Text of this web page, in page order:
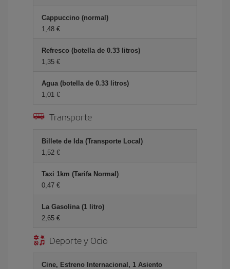
Cappuccino (normal)
1,48 €
Refresco (botella de 0.33 litros)
1,35 €
Agua (botella de 0.33 litros)
1,01 €
Transporte
Billete de Ida (Transporte Local)
1,52 €
Taxi 1km (Tarifa Normal)
0,47 €
La Gasolina (1 litro)
2,65 €
Deporte y Ocio
Cine, Estreno Internacional, 1 Asiento